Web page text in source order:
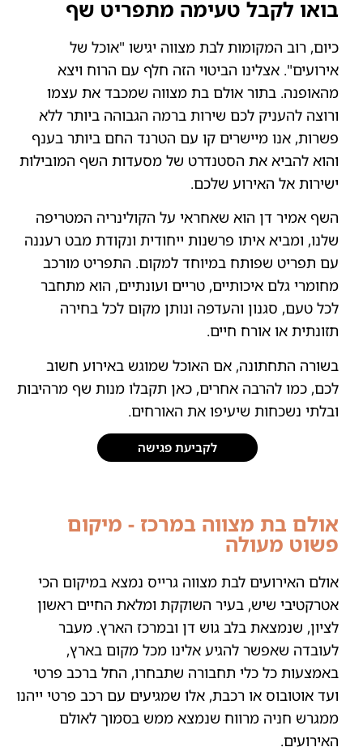
בואו לקבל טעימה מתפריט שף
כיום, רוב המקומות לבת מצווה יגישו "אוכל של
אירועים". אצלינו הביטוי הזה חלף עם הרוח ויצא
מהאופנה. בתור אולם בת מצווה שמכבד את עצמו
ורוצה להעניק לכם שירות ברמה הגבוהה ביותר ללא
פשרות, אנו מיישרים קו עם הטרנד החם ביותר בענף
והוא להביא את הסטנדרט של מסעדות השף המובילות
ישירות אל האירוע שלכם.
השף אמיר דן הוא שאחראי על הקולינריה המטריפה
שלנו, ומביא איתו פרשנות ייחודית ונקודת מבט רעננה
עם תפריט שפותח במיוחד למקום. התפריט מורכב
מחומרי גלם איכותיים, טריים ועונתיים, הוא מתחבר
לכל טעם, סגנון והעדפה ונותן מקום לכל בחירה
תזונתית או אורח חיים.
בשורה התחתונה, אם האוכל שמוגש באירוע חשוב
לכם, כמו להרבה אחרים, כאן תקבלו מנות שף מרהיבות
ובלתי נשכחות שיעיפו את האורחים.
לקביעת פגישה
אולם בת מצווה במרכז - מיקום
פשוט מעולה
אולם האירועים לבת מצווה גרייס נמצא במיקום הכי
אטרקטיבי שיש, בעיר השוקקת ומלאת החיים ראשון
לציון, שנמצאת בלב גוש דן ובמרכז הארץ. מעבר
לעובדה שאפשר להגיע אלינו מכל מקום בארץ,
באמצעות כל כלי תחבורה שתבחרו, החל ברכב פרטי
ועד אוטובוס או רכבת, אלו שמגיעים עם רכב פרטי ייהנו
ממגרש חניה מרווח שנמצא ממש בסמוך לאולם
האירועים.